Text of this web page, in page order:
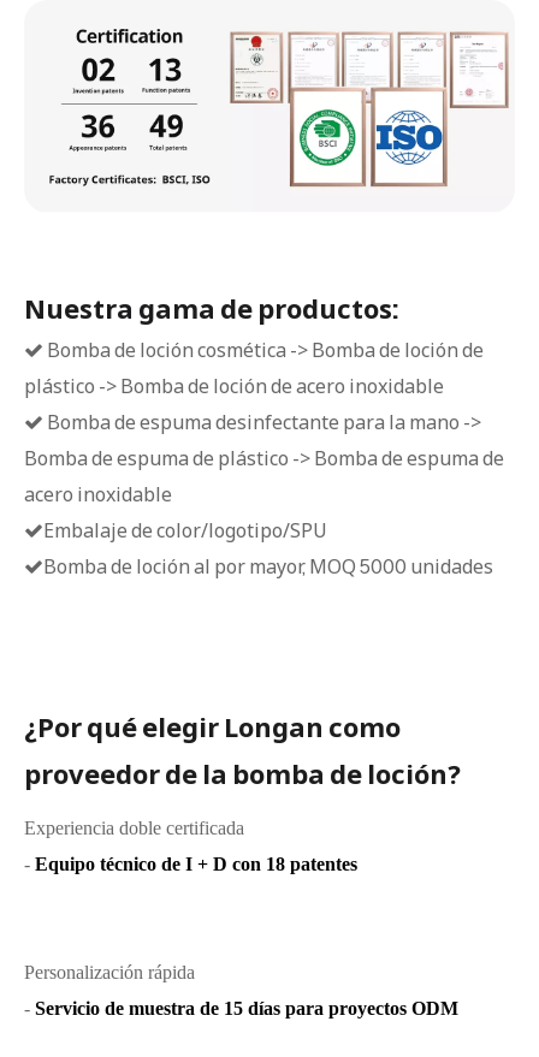
Nuestra gama de productos:
 Bomba de loción cosmética -> Bomba de loción de
plástico -> Bomba de loción de acero inoxidable
 Bomba de espuma desinfectante para la mano ->
Bomba de espuma de plástico -> Bomba de espuma de
acero inoxidable
Embalaje de color/logotipo/SPU
Bomba de loción al por mayor, MOQ 5000 unidades
¿Por qué elegir Longan como
proveedor de la bomba de loción?
Experiencia doble certificada
- Equipo técnico de I + D con 18 patentes
Personalización rápida
- Servicio de muestra de 15 días para proyectos ODM